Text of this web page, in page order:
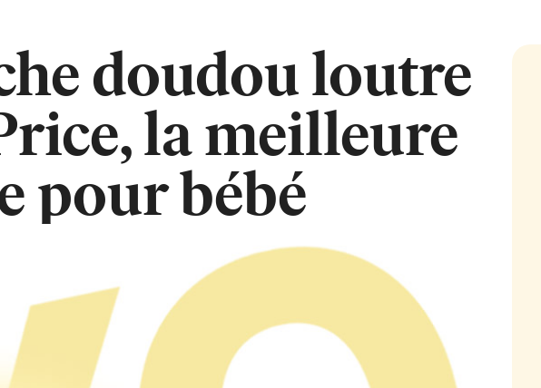
doudou loutre
la meilleure
pour bébé